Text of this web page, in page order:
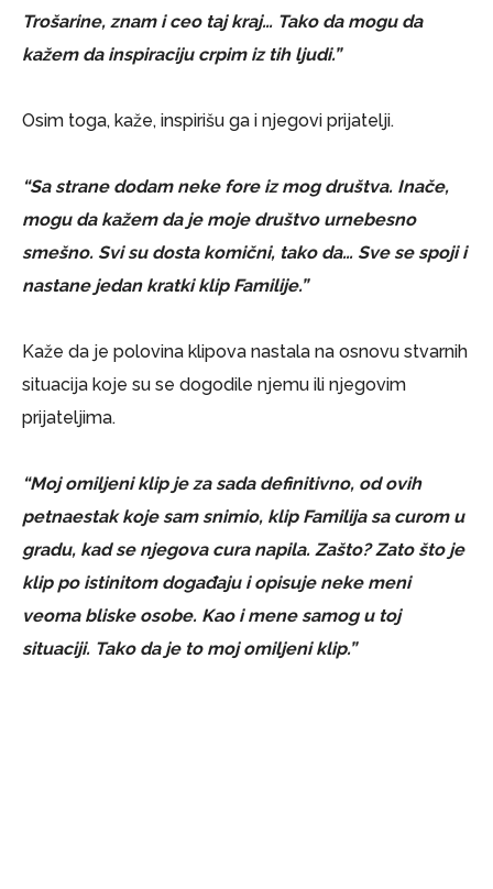
Trošarine, znam i ceo taj kraj… Tako da mogu da
kažem da inspiraciju crpim iz tih ljudi.”
Osim toga, kaže, inspirišu ga i njegovi prijatelji.
“Sa strane dodam neke fore iz mog društva. Inače,
mogu da kažem da je moje društvo urnebesno
smešno. Svi su dosta komični, tako da… Sve se spoji i
nastane jedan kratki klip Familije.”
Kaže da je polovina klipova nastala na osnovu stvarnih
situacija koje su se dogodile njemu ili njegovim
prijateljima.
“Moj omiljeni klip je za sada definitivno, od ovih
petnaestak koje sam snimio, klip Familija sa curom u
gradu, kad se njegova cura napila. Zašto? Zato što je
klip po istinitom događaju i opisuje neke meni
veoma bliske osobe. Kao i mene samog u toj
situaciji. Tako da je to moj omiljeni klip.”